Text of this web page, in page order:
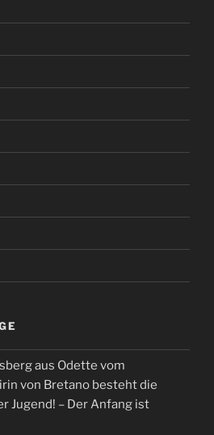
aus Odette vom
von Bretano besteht die
Jugend! – Der Anfang ist